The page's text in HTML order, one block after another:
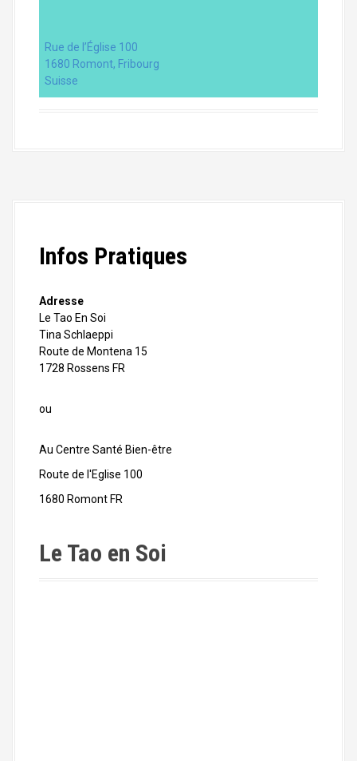
Rue de l’Église 100
1680 Romont, Fribourg
Suisse
Infos Pratiques
Adresse
Le Tao En Soi
Tina Schlaeppi
Route de Montena 15
1728 Rossens FR
ou
Au Centre Santé Bien-être
Route de l'Eglise 100
1680 Romont FR
Le Tao en Soi